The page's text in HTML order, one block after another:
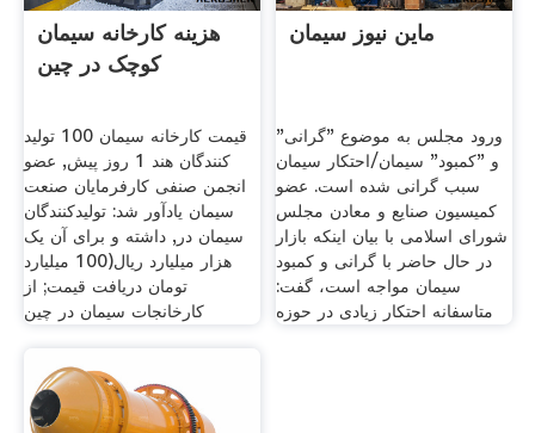
هزینه کارخانه سیمان
کوچک در چین
قیمت کارخانه سیمان 100 تولید
کنندگان هند 1 روز پیش, عضو
انجمن صنفی کارفرمایان صنعت
سیمان یادآور شد: تولیدکنندگان
سیمان در, داشته و برای آن یک
هزار میلیارد ریال(100 میلیارد
تومان دریافت قیمت; از
کارخانجات سیمان در چین
ماین نیوز سیمان
ورود مجلس به موضوع "گرانی"
و "کمبود" سیمان/احتکار سیمان
سبب گرانی شده است. عضو
کمیسیون صنایع و معادن مجلس
شورای اسلامی با بیان اینکه بازار
در حال حاضر با گرانی و کمبود
سیمان مواجه است، گفت:
متاسفانه احتکار زیادی در حوزه